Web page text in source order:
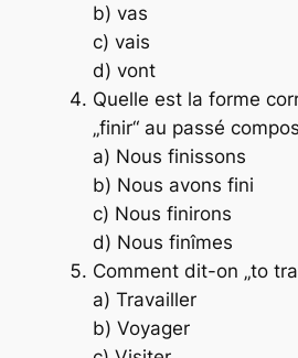
b) vas
c) vais
d) vont
Quelle est la forme
„finir“ au passé
a) Nous finissons
b) Nous avons fini
c) Nous finirons
d) Nous finîmes
Comment dit-on „to
a) Travailler
b) Voyager